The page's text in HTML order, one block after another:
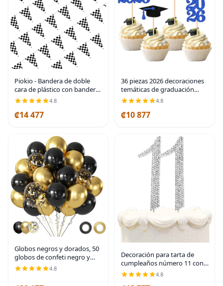
Piokio - Bandera de doble
cara de plástico con bandera
a cuadros, decoraciones de
cumpleaños de carreras, para
suministros de fiesta de
4.8
₡14 477
36 piezas 2026 decoraciones
temáticas de graduación
2026 con purpurina para la
clase de 2026 para
graduación, diploma de
4.8
₡10 877
Globos negros y dorados, 50
globos de confeti negro y
dorado de 12 pulgadas,
decoraciones de fiesta para
4.8
Decoración para tarta de
cumpleaños número 11 con
diamantes de imitación, el
mejor recuerdo,
4.8